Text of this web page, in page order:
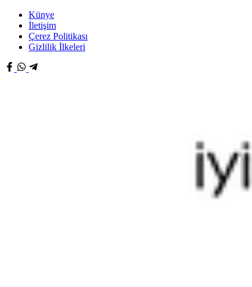
Künye
İletişim
Çerez Politikası
Gizlilik İlkeleri